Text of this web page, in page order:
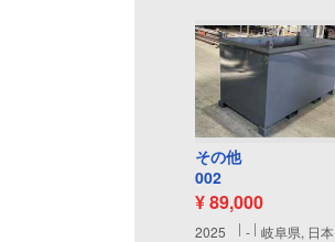
その他
002
¥ 89,000
2025 - 岐阜県, 日本